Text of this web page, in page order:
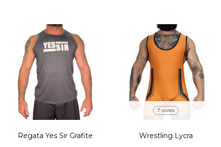
Regata Yes Sir Grafite
7 cores
Wrestling Lycra